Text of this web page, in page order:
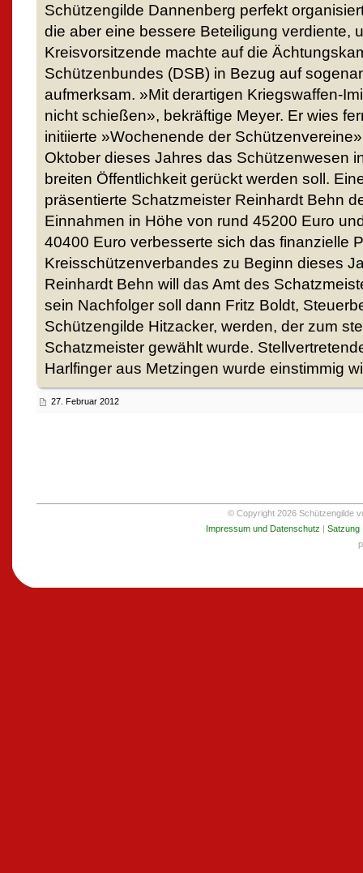
Schützengilde Dannenberg perfekt
die aber eine bessere Beteiligung verdiente,
Kreisvorsitzende machte auf die
Schützenbundes (DSB) in Bezug auf
aufmerksam. »Mit derartigen Kriegswaffen-
nicht schießen», bekräftige Meyer. Er wies
initiierte »Wochenende der
Oktober dieses Jahres das Schützenwesen
breiten Öffentlichkeit gerückt werden soll.
präsentierte Schatzmeister Reinhardt Behn
Einnahmen in Höhe von rund 45200 Euro
40400 Euro verbesserte sich das finanzielle
Kreisschützenverbandes zu Beginn dieses
Reinhardt Behn will das Amt des
sein Nachfolger soll dann Fritz Boldt,
Schützengilde Hitzacker, werden, der zum
Schatzmeister gewählt wurde.
Harlfinger aus Metzingen wurde einstimmig
27. Februar 2012
© Copyright 2026 Schützengilde
Impressum und Datenschutz | Satzung